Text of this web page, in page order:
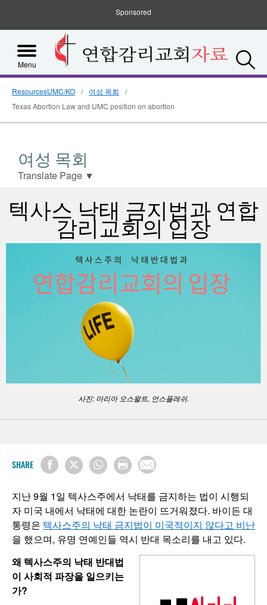
Sponsored
Menu
ResourcesUMC/KO
여성 목회
Texas Abortion Law and UMC position on abortion
여성 목회
Translate Page ▼
텍사스 낙태 금지법과 연합
감리교회의 입장
사진: 마리아 오스왈트, 언스플레쉬.
SHARE
지난 9월 1일 텍사스주에서 낙태를 금지하는 법이 시행되
자 미국 내에서 낙태에 대한 논란이 뜨거워졌다. 바이든 대
통령은 텍사스주의 낙태 금지법이 미국적이지 않다고 비난
을 했으며, 유명 연예인들 역시 반대 목소리를 내고 있다.
왜 텍사스주의 낙태 반대법
이 사회적 파장을 일으키는
가?